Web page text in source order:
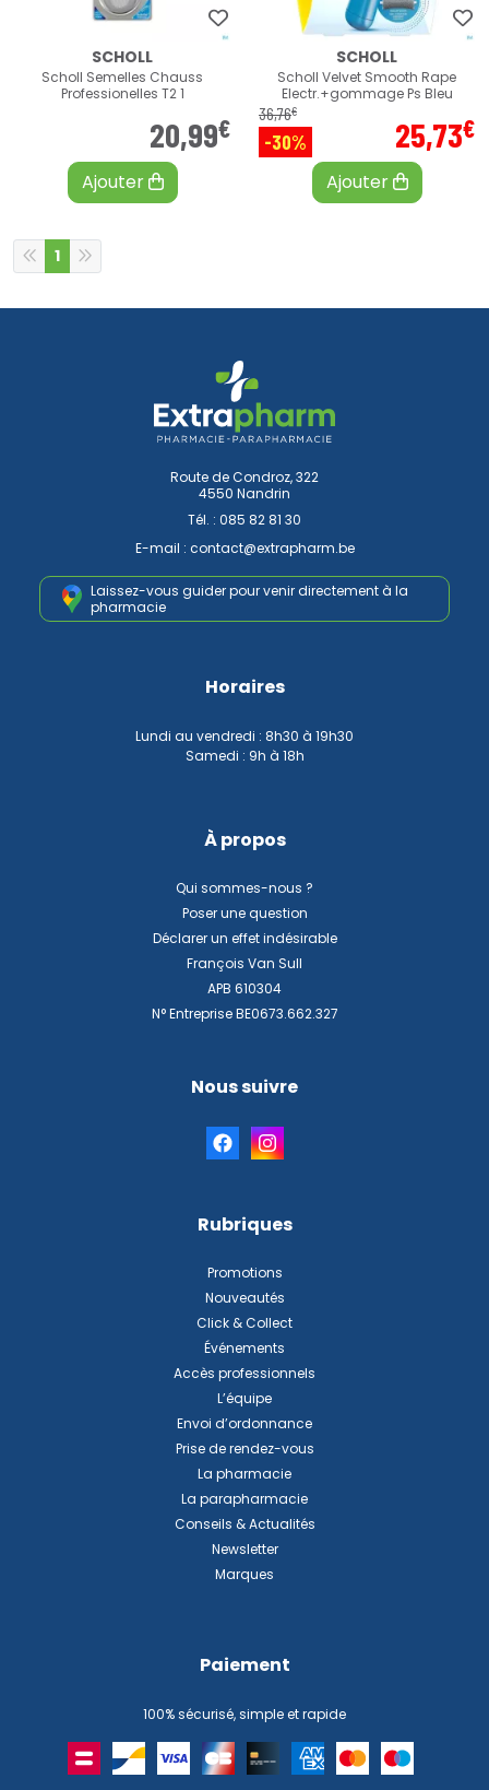
SCHOLL
Scholl Semelles Chauss
Professionelles T2 1
20,99€
Ajouter
SCHOLL
Scholl Velvet Smooth Rape
Electr.+gommage Ps Bleu
36,76€
-30% 25,73€
Ajouter
1
Route de Condroz, 322
4550 Nandrin
Tél. : 085 82 81 30
E-mail : contact@extrapharm.be
Laissez-vous guider pour venirdirectement à la
pharmacie
Horaires
Lundi au vendredi : 8h30 à 19h30
Samedi : 9h à 18h
À propos
Qui sommes-nous ?
Poser une question
Déclarer un effet indésirable
François Van Sull
APB 610304
N° Entreprise BE0673.662.327
Nous suivre
Rubriques
Promotions
Nouveautés
Click & Collect
Événements
Accès professionnels
L’équipe
Envoi d’ordonnance
Prise de rendez-vous
La pharmacie
La parapharmacie
Conseils & Actualités
Newsletter
Marques
Paiement
100% sécurisé, simple et rapide